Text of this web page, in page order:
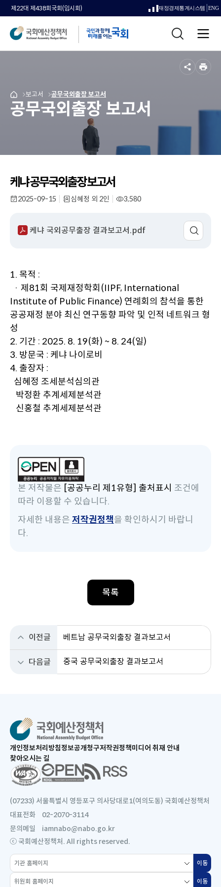
제22대 제438회국회(임시회)
새
으
재정경제통계시스템 ENG
검
전
체
뉴
국
회
예
처
인
페
이
메
뉴
로
보고서
메
뉴
로
공무국외출장 보고서
공무국외출장 보고서
공
인
케냐 공무국외출장 보고서
작
2025-09-15 부
심혜정 외 2인 조
3,580
케냐 국외공무출장 결과보고서.pdf
1. 목적 :
· 제81회 국제재정학회(IIPF, International
Institute of Public Finance) 연례회의 참석을 통한
공공재정 분야 최신 연구동향 파악 및 인적 네트워크 형
성
2. 기간 : 2025. 8. 19(화) ~ 8. 24(일)
3. 방문국 : 케냐 나이로비
4. 출장자 :
심혜정 조세분석심의관
박정환 추계세제분석관
신홍철 추계세제분석관
본 저작물은 [공공누리 제1유형] 출처표시 조건에
따라 이용할 수 있습니다.
자세한 내용은 저작권정책을 확인하시기 바랍니
다.
목록
이전글 베트남 공무국외출장 결과보고서
다음글 중국 공무국외출장 결과보고서
개인정보처리방침새
으
로
림
정보공개청구저작권정책미디어 취재 안내
찾아오시는 길
새
창
로
열
림
(07233) 서울특별시 영등포구 의사당대로1(여의도동) 국회예산정책처
대표전화
02-2070-3114
문의메일
iamnabo@nabo.go.kr
ⓒ 국회예산정책처. All rights reserved.
소
관
기
이동
창
위
이동